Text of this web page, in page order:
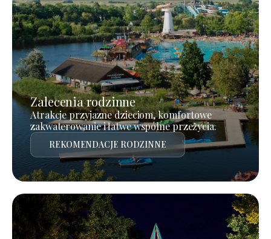
Zalecenia rodzinne
Atrakcje przyjazne dzieciom, komfortowe
zakwaterowanie i łatwe wspólne przeżycia.
REKOMENDACJE RODZINNE